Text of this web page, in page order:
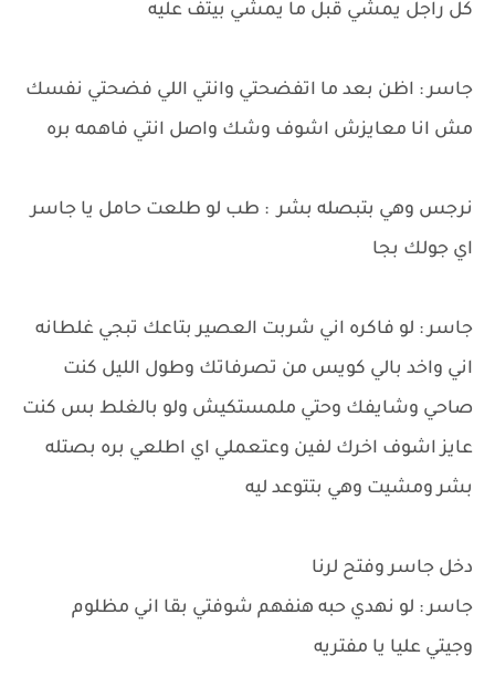
كل راجل يمشي قبل ما يمشي بيتف عليه
جاسر : اظن بعد ما اتفضحتي وانتي اللي فضحتي نفسك
مش انا معايزش اشوف وشك واصل انتي فاهمه بره
نرجس وهي بتبصله بشر : طب لو طلعت حامل يا جاسر
اي جولك بجا
جاسر : لو فاكره اني شربت العصير بتاعك تبجي غلطانه
اني واخد بالي كويس من تصرفاتك وطول الليل كنت
صاحي وشايفك وحتي ملمستكيش ولو بالغلط بس كنت
عايز اشوف اخرك لفين وعتعملي اي اطلعي بره بصتله
بشر ومشيت وهي بتتوعد ليه
دخل جاسر وفتح لرنا
جاسر : لو نهدي حبه هنفهم شوفتي بقا اني مظلوم
وجيتي عليا يا مفتريه